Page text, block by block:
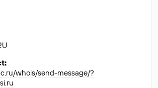
:
whois/send-message/?